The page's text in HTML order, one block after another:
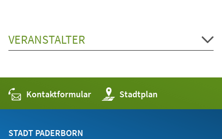
VERANSTALTER
Kontaktformular Stadtplan
(Öffnet
in
einem
STADT PADERBORN